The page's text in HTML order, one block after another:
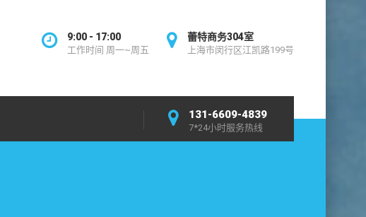
蕾特商务304室
上海市闵行区江凯路199号
9:00 - 17:00
工作时间 周一~周五
131-6609-4839
7*24小时服务热线